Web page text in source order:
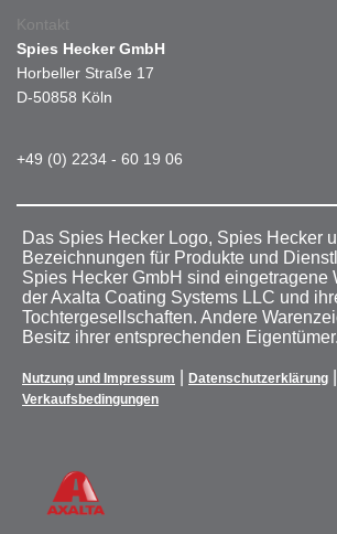
Kontakt
Spies Hecker GmbH
Horbeller Straße 17
D-50858 Köln
+49 (0) 2234 - 60 19 06
Das Spies Hecker Logo, Spies Hecker
Bezeichnungen für Produkte und
Spies Hecker GmbH sind eingetragene
der Axalta Coating Systems LLC und
Tochtergesellschaften. Andere
Besitz ihrer entsprechenden Eigentümer.
Nutzung und Impressum Datenschutzerklärung
Verkaufsbedingungen